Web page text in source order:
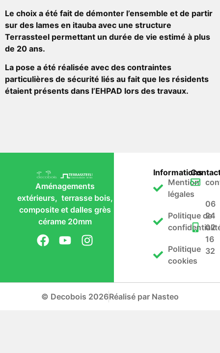
Le choix a été fait de démonter l’ensemble et de partir
sur des lames en itauba avec une structure
Terrassteel permettant un durée de vie estimé à plus
de 20 ans.
La pose a été réalisée avec des contraintes
particulières de sécurité liés au fait que les résidents
étaient présents dans l’EHPAD lors des travaux.
Aménagements
extérieurs, terrasse bois,
composite et dalles grès
cérame 20mm
Informations
Mention
légales
Politique de
Politique
cookies
06
24
02
16
32
© Decobois 2026Réalisé par Nasteo